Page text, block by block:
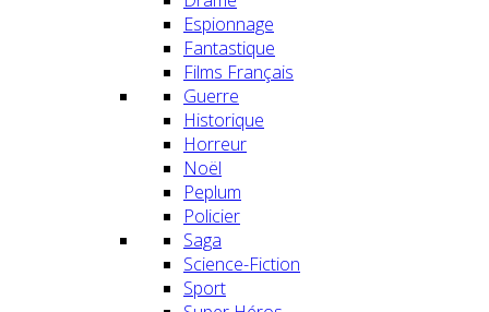
Espionnage
Fantastique
Films Français
Guerre
Historique
Horreur
Noël
Peplum
Policier
Saga
Science-Fiction
Sport